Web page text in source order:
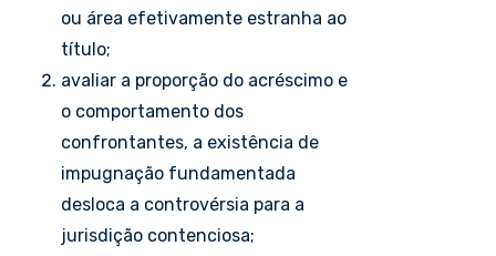
ou área efetivamente estranha ao
título;
avaliar a proporção do acréscimo e
o comportamento dos
confrontantes, a existência de
impugnação fundamentada
desloca a controvérsia para a
jurisdição contenciosa;